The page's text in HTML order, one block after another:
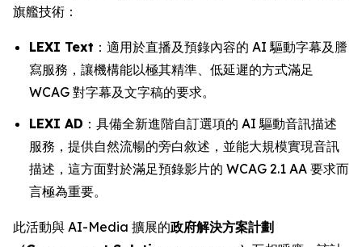
旗艦技術：
LEXI Text ：適用於直播及預錄內容的 AI 驅動字幕及謄
寫服務，讓機構能以極其精準、低延遲的方式滿足
WCAG 對字幕及文字稿的要求。
LEXI AD ：具備全新進階自訂選項的 AI 驅動音訊描述
服務，提供自然流暢的旁白敘述，並能大規模實現音訊
描述，這方面對於滿足預錄影片的 WCAG 2.1 AA 要求而
言極為重要。
此活動與 AI-Media 擴展的政府解決方案計劃